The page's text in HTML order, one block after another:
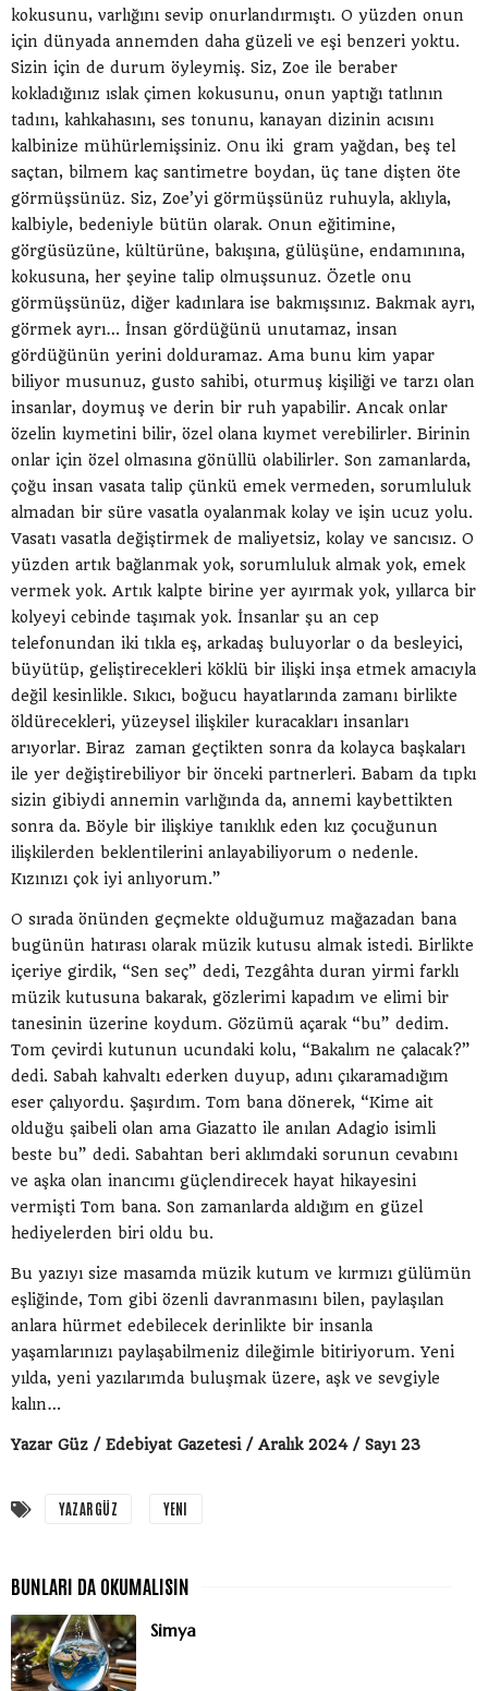
kokusunu, varlığını sevip onurlandırmıştı. O yüzden onun
için dünyada annemden daha güzeli ve eşi benzeri yoktu.
Sizin için de durum öyleymiş. Siz, Zoe ile beraber
kokladığınız ıslak çimen kokusunu, onun yaptığı tatlının
tadını, kahkahasını, ses tonunu, kanayan dizinin acısını
kalbinize mühürlemişsiniz. Onu iki gram yağdan, beş tel
saçtan, bilmem kaç santimetre boydan, üç tane dişten öte
görmüşsünüz. Siz, Zoe’yi görmüşsünüz ruhuyla, aklıyla,
kalbiyle, bedeniyle bütün olarak. Onun eğitimine,
görgüsüzüne, kültürüne, bakışına, gülüşüne, endamınına,
kokusuna, her şeyine talip olmuşsunuz. Özetle onu
görmüşsünüz, diğer kadınlara ise bakmışsınız. Bakmak ayrı,
görmek ayrı… İnsan gördüğünü unutamaz, insan
gördüğünün yerini dolduramaz. Ama bunu kim yapar
biliyor musunuz, gusto sahibi, oturmuş kişiliği ve tarzı olan
insanlar, doymuş ve derin bir ruh yapabilir. Ancak onlar
özelin kıymetini bilir, özel olana kıymet verebilirler. Birinin
onlar için özel olmasına gönüllü olabilirler. Son zamanlarda,
çoğu insan vasata talip çünkü emek vermeden, sorumluluk
almadan bir süre vasatla oyalanmak kolay ve işin ucuz yolu.
Vasatı vasatla değiştirmek de maliyetsiz, kolay ve sancısız. O
yüzden artık bağlanmak yok, sorumluluk almak yok, emek
vermek yok. Artık kalpte birine yer ayırmak yok, yıllarca bir
kolyeyi cebinde taşımak yok. İnsanlar şu an cep
telefonundan iki tıkla eş, arkadaş buluyorlar o da besleyici,
büyütüp, geliştirecekleri köklü bir ilişki inşa etmek amacıyla
değil kesinlikle. Sıkıcı, boğucu hayatlarında zamanı birlikte
öldürecekleri, yüzeysel ilişkiler kuracakları insanları
arıyorlar. Biraz zaman geçtikten sonra da kolayca başkaları
ile yer değiştirebiliyor bir önceki partnerleri. Babam da tıpkı
sizin gibiydi annemin varlığında da, annemi kaybettikten
sonra da. Böyle bir ilişkiye tanıklık eden kız çocuğunun
ilişkilerden beklentilerini anlayabiliyorum o nedenle.
Kızınızı çok iyi anlıyorum.”
O sırada önünden geçmekte olduğumuz mağazadan bana
bugünün hatırası olarak müzik kutusu almak istedi. Birlikte
içeriye girdik, “Sen seç” dedi, Tezgâhta duran yirmi farklı
müzik kutusuna bakarak, gözlerimi kapadım ve elimi bir
tanesinin üzerine koydum. Gözümü açarak “bu” dedim.
Tom çevirdi kutunun ucundaki kolu, “Bakalım ne çalacak?”
dedi. Sabah kahvaltı ederken duyup, adını çıkaramadığım
eser çalıyordu. Şaşırdım. Tom bana dönerek, “Kime ait
olduğu şaibeli olan ama Giazatto ile anılan Adagio isimli
beste bu” dedi. Sabahtan beri aklımdaki sorunun cevabını
ve aşka olan inancımı güçlendirecek hayat hikayesini
vermişti Tom bana. Son zamanlarda aldığım en güzel
hediyelerden biri oldu bu.
Bu yazıyı size masamda müzik kutum ve kırmızı gülümün
eşliğinde, Tom gibi özenli davranmasını bilen, paylaşılan
anlara hürmet edebilecek derinlikte bir insanla
yaşamlarınızı paylaşabilmeniz dileğimle bitiriyorum. Yeni
yılda, yeni yazılarımda buluşmak üzere, aşk ve sevgiyle
kalın…
Yazar Güz / Edebiyat Gazetesi / Aralık 2024 / Sayı 23
YAZAR GÜZ YENI
Simya